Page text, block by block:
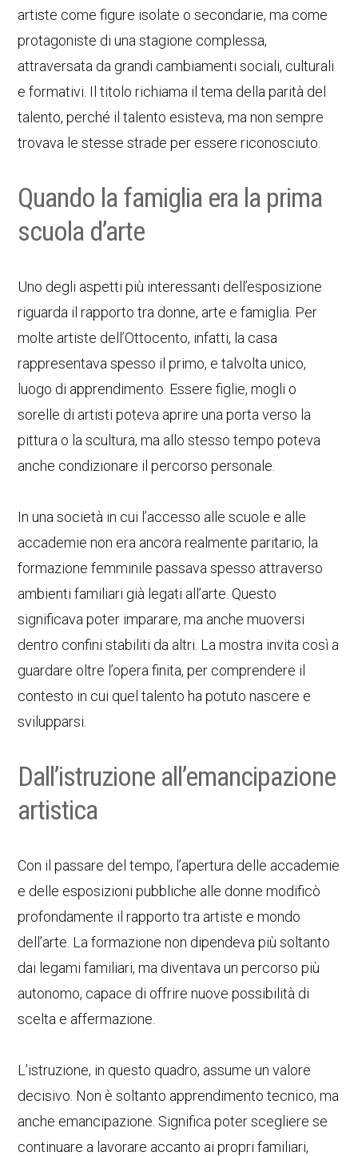
artiste come figure isolate o secondarie, ma come
protagoniste di una stagione complessa,
attraversata da grandi cambiamenti sociali, culturali
e formativi. Il titolo richiama il tema della parità del
talento, perché il talento esisteva, ma non sempre
trovava le stesse strade per essere riconosciuto.
Quando la famiglia era la prima
scuola d’arte
Uno degli aspetti più interessanti dell’esposizione
riguarda il rapporto tra donne, arte e famiglia. Per
molte artiste dell’Ottocento, infatti, la casa
rappresentava spesso il primo, e talvolta unico,
luogo di apprendimento. Essere figlie, mogli o
sorelle di artisti poteva aprire una porta verso la
pittura o la scultura, ma allo stesso tempo poteva
anche condizionare il percorso personale.
In una società in cui l’accesso alle scuole e alle
accademie non era ancora realmente paritario, la
formazione femminile passava spesso attraverso
ambienti familiari già legati all’arte. Questo
significava poter imparare, ma anche muoversi
dentro confini stabiliti da altri. La mostra invita così a
guardare oltre l’opera finita, per comprendere il
contesto in cui quel talento ha potuto nascere e
svilupparsi.
Dall’istruzione all’emancipazione
artistica
Con il passare del tempo, l’apertura delle accademie
e delle esposizioni pubbliche alle donne modificò
profondamente il rapporto tra artiste e mondo
dell’arte. La formazione non dipendeva più soltanto
dai legami familiari, ma diventava un percorso più
autonomo, capace di offrire nuove possibilità di
scelta e affermazione.
L’istruzione, in questo quadro, assume un valore
decisivo. Non è soltanto apprendimento tecnico, ma
anche emancipazione. Significa poter scegliere se
continuare a lavorare accanto ai propri familiari,